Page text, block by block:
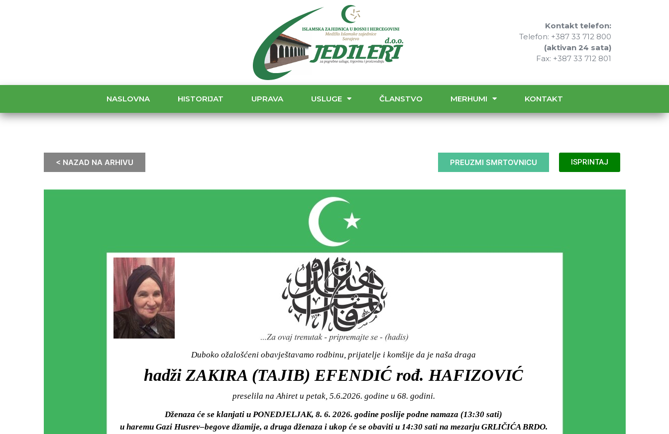
Kontakt telefon:
Telefon: +387 33 712 800
(aktivan 24 sata)
Fax: +387 33 712 801
NASLOVNA HISTORIJAT UPRAVA USLUGE ČLANSTVO MERHUMI KONTAKT
< NAZAD NA ARHIVU PREUZMI SMRTOVNICU ISPRINTAJ
Duboko ožalošćeni obavještavamo rodbinu, prijatelje i komšije da je naša draga
hadži ZAKIRA (TAJIB) EFENDIĆ rođ. HAFIZOVIĆ
preselila na Ahiret u petak, 5.6.2026. godine u 68. godini.
Dženaza će se klanjati u PONEDJELJAK, 8. 6. 2026. godine poslije podne namaza (13:30 sati)
u haremu Gazi Husrev–begove džamije, a druga dženaza i ukop će se obaviti u 14:30 sati na mezarju GRLIČIĆA BRDO.